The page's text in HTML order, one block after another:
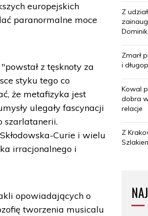
europejskich
paranormalne moce
z tęsknoty za
styku tego co
że metafizyka jest
ulegały fascynacji
szarlatanerii.
Curie i wielu
irracjonalnego i
opowiadających o
tworzenia musicalu
Z
Zmarł
i
Kowal
dobra
relacje
Z